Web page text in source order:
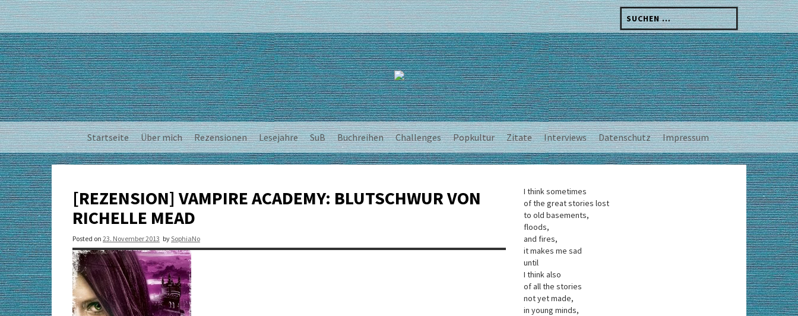
Skip
to
content
Suchen
nach:
Startseite Über mich Rezensionen Lesejahre SuB Buchreihen Challenges Popkultur Zitate Interviews Datenschutz Impressum
[REZENSION] VAMPIRE ACADEMY: BLUTSCHWUR VON
RICHELLE MEAD
Posted on 23. November 2013 bySophiaNo
I think sometimes
of the great stories lost
to old basements,
floods,
and fires,
it makes me sad
until
I think also
of all the stories
not yet made,
in young minds,